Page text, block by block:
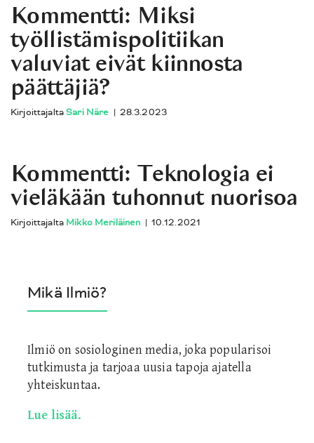
Mikä Ilmiö?
Ilmiö on sosiologinen media, joka popularisoi
tutkimusta ja tarjoaa uusia tapoja ajatella
yhteiskuntaa.
Lue lisää.
Kommentti: Miksi
työllistämispolitiikan
valuviat eivät kiinnosta
päättäjiä?
KirjoittajaltaSari Näre | 28.3.2023
Kommentti: Teknologia ei
vieläkään tuhonnut nuorisoa
Kirjoittajalta Mikko Meriläinen | 10.12.2021